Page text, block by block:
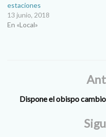
estaciones
13 junio, 2018
En «Local»
Dispone el obispo